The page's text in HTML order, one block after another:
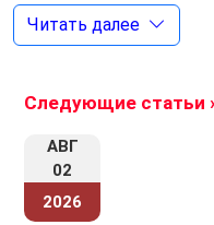
Типы данных
Данные
различным признакам.
По источнику
Читать далее
Следующие статьи
АВГ
02
2026